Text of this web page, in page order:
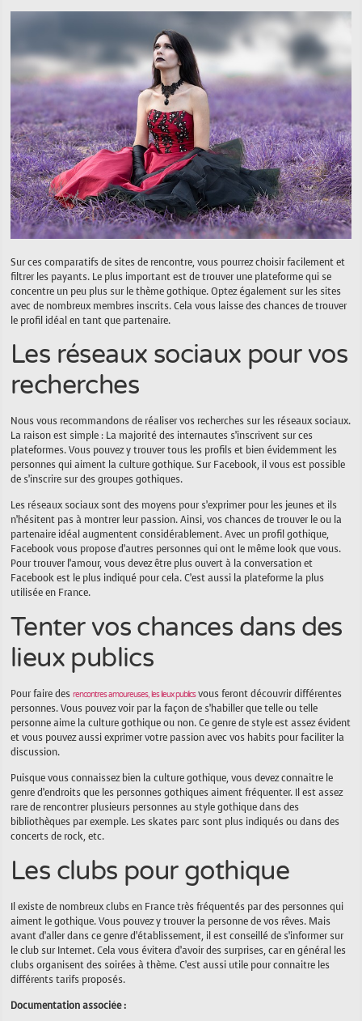
Sur ces comparatifs de sites de rencontre, vous pourrez choisir facilement et
filtrer les payants. Le plus important est de trouver une plateforme qui se
concentre un peu plus sur le thème gothique. Optez également sur les sites
avec de nombreux membres inscrits. Cela vous laisse des chances de trouver
le profil idéal en tant que partenaire.
Les réseaux sociaux pour vos
recherches
Nous vous recommandons de réaliser vos recherches sur les réseaux sociaux.
La raison est simple : La majorité des internautes s’inscrivent sur ces
plateformes. Vous pouvez y trouver tous les profils et bien évidemment les
personnes qui aiment la culture gothique. Sur Facebook, il vous est possible
de s’inscrire sur des groupes gothiques.
Les réseaux sociaux sont des moyens pour s’exprimer pour les jeunes et ils
n’hésitent pas à montrer leur passion. Ainsi, vos chances de trouver le ou la
partenaire idéal augmentent considérablement. Avec un profil gothique,
Facebook vous propose d’autres personnes qui ont le même look que vous.
Pour trouver l’amour, vous devez être plus ouvert à la conversation et
Facebook est le plus indiqué pour cela. C’est aussi la plateforme la plus
utilisée en France.
Tenter vos chances dans des
lieux publics
Pour faire des rencontres amoureuses, les lieux publicsvous feront découvrir différentes
personnes. Vous pouvez voir par la façon de s’habiller que telle ou telle
personne aime la culture gothique ou non. Ce genre de style est assez évident
et vous pouvez aussi exprimer votre passion avec vos habits pour faciliter la
discussion.
Puisque vous connaissez bien la culture gothique, vous devez connaitre le
genre d’endroits que les personnes gothiques aiment fréquenter. Il est assez
rare de rencontrer plusieurs personnes au style gothique dans des
bibliothèques par exemple. Les skates parc sont plus indiqués ou dans des
concerts de rock, etc.
Les clubs pour gothique
Il existe de nombreux clubs en France très fréquentés par des personnes qui
aiment le gothique. Vous pouvez y trouver la personne de vos rêves. Mais
avant d’aller dans ce genre d’établissement, il est conseillé de s’informer sur
le club sur Internet. Cela vous évitera d’avoir des surprises, car en général les
clubs organisent des soirées à thème. C’est aussi utile pour connaitre les
différents tarifs proposés.
Documentation associée :